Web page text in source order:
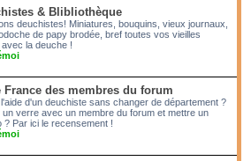
& Blibliothèque
deuchistes! Miniatures, bouquins, vieux journaux,
de papy brodée, bref toutes vos vieilles
la deuche !
France des membres du forum
d'un deuchiste sans changer de département ?
verre avec un membre du forum et mettre un
Par ici le recensement !